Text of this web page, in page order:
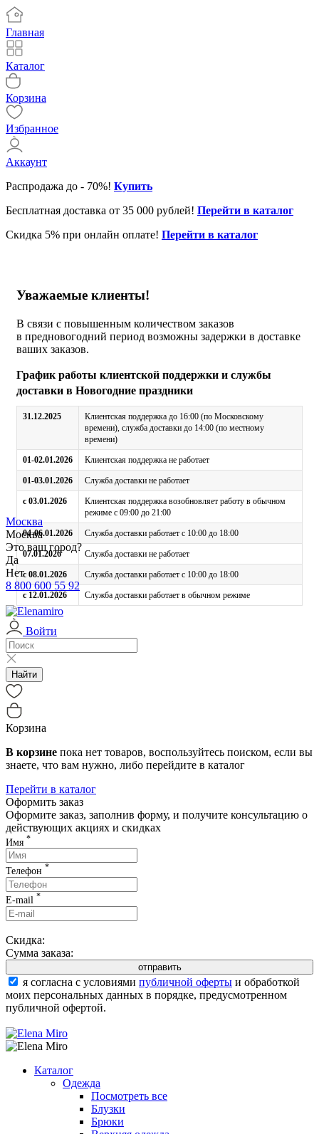
Главная
Каталог
Корзина
Избранное
Аккаунт
Распродажа до - 70%! Купить
Бесплатная доставка от 35 000 рублей! Перейти в каталог
Скидка 5% при онлайн оплате! Перейти в каталог
Уважаемые клиенты!
В связи с повышенным количеством заказов
в предновогодний период возможны задержки в доставке
ваших заказов.
График работы клиентской поддержки и службы
доставки в Новогодние праздники
31.12.2025
Клиентская поддержка до 16:00 (по Московскому
времени), служба доставки до 14:00 (по местному
времени)
01-02.01.2026 Клиентская поддержка не работает
01-03.01.2026 Служба доставки не работает
с 03.01.2026
Клиентская поддержка возобновляет работу в обычном
режиме с 09:00 до 21:00
04-06.01.2026 Служба доставки работает с 10:00 до 18:00
07.01.2026 Служба доставки не работает
с 08.01.2026 Служба доставки работает с 10:00 до 18:00
с 12.01.2026 Служба доставки работает в обычном режиме
Москва
Москва
Это ваш город?
Да
Нет
8 800 600 55 92
Войти
Найти
Корзина
В корзине пока нет товаров, воспользуйтесь поиском, если вы
знаете, что вам нужно, либо перейдите в каталог
Перейти в каталог
Оформить заказ
Оформите заказ, заполнив форму, и получите консультацию о
действующих акциях и скидках
Имя *
Телефон *
E-mail *
Скидка:
Сумма заказа:
я согласна с условиями публичной оферты и обработкой
моих персональных данных в порядке, предусмотренном
публичной офертой.
Каталог
Одежда
Посмотреть все
Блузки
Брюки